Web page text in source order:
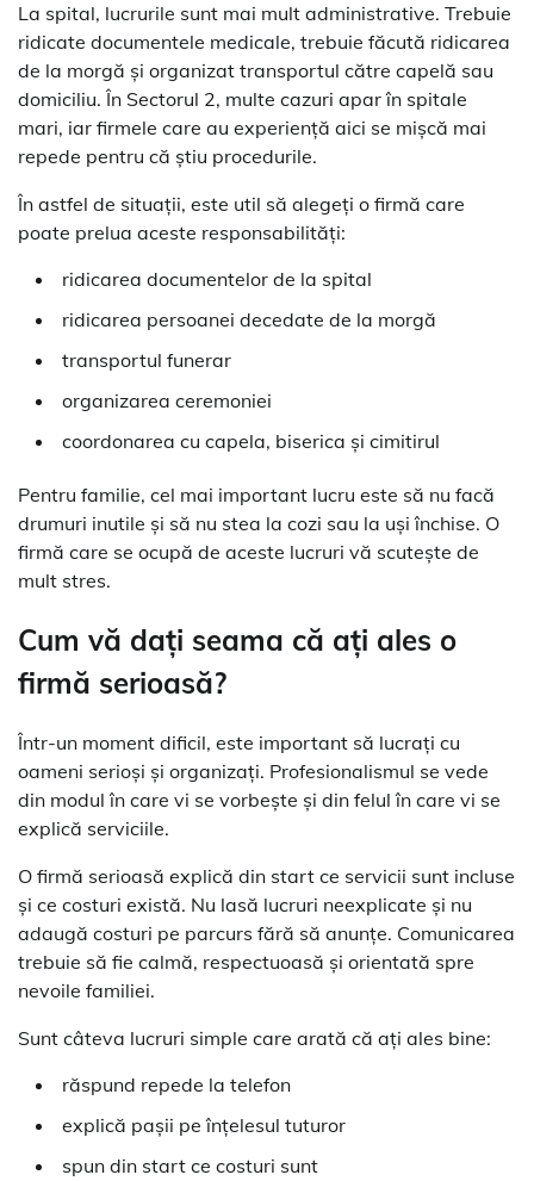
La spital, lucrurile sunt mai mult administrative. Trebuie
ridicate documentele medicale, trebuie făcută ridicarea
de la morgă și organizat transportul către capelă sau
domiciliu. În Sectorul 2, multe cazuri apar în spitale
mari, iar firmele care au experiență aici se mișcă mai
repede pentru că știu procedurile.
În astfel de situații, este util să alegeți o firmă care
poate prelua aceste responsabilități:
ridicarea documentelor de la spital
ridicarea persoanei decedate de la morgă
transportul funerar
organizarea ceremoniei
coordonarea cu capela, biserica și cimitirul
Pentru familie, cel mai important lucru este să nu facă
drumuri inutile și să nu stea la cozi sau la uși închise. O
firmă care se ocupă de aceste lucruri vă scutește de
mult stres.
Cum vă dați seama că ați ales o
firmă serioasă?
Într-un moment dificil, este important să lucrați cu
oameni serioși și organizați. Profesionalismul se vede
din modul în care vi se vorbește și din felul în care vi se
explică serviciile.
O firmă serioasă explică din start ce servicii sunt incluse
și ce costuri există. Nu lasă lucruri neexplicate și nu
adaugă costuri pe parcurs fără să anunțe. Comunicarea
trebuie să fie calmă, respectuoasă și orientată spre
nevoile familiei.
Sunt câteva lucruri simple care arată că ați ales bine:
răspund repede la telefon
explică pașii pe înțelesul tuturor
spun din start ce costuri sunt